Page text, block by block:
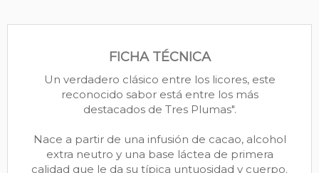
FICHA TÉCNICA
Un verdadero clásico entre los licores, este
reconocido sabor está entre los más
destacados de Tres Plumas".
Nace a partir de una infusión de cacao, alcohol
extra neutro y una base láctea de primera
calidad que le da su típica untuosidad y cuerpo.